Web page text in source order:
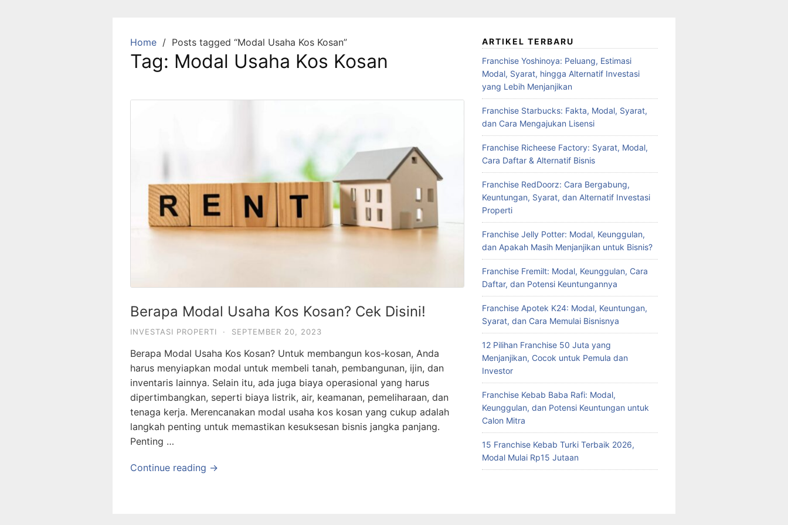
Home Posts tagged “Modal Usaha Kos Kosan”
Tag: Modal Usaha Kos Kosan
Berapa Modal Usaha Kos Kosan? Cek Disini!
INVESTASI PROPERTI · SEPTEMBER 20, 2023
Berapa Modal Usaha Kos Kosan? Untuk membangun kos-kosan, Anda
harus menyiapkan modal untuk membeli tanah, pembangunan, ijin, dan
inventaris lainnya. Selain itu, ada juga biaya operasional yang harus
dipertimbangkan, seperti biaya listrik, air, keamanan, pemeliharaan, dan
tenaga kerja. Merencanakan modal usaha kos kosan yang cukup adalah
langkah penting untuk memastikan kesuksesan bisnis jangka panjang.
Penting …
Continue reading →
ARTIKEL TERBARU
Franchise Yoshinoya: Peluang, Estimasi
Modal, Syarat, hingga Alternatif Investasi
yang Lebih Menjanjikan
Franchise Starbucks: Fakta, Modal, Syarat,
dan Cara Mengajukan Lisensi
Franchise Richeese Factory: Syarat, Modal,
Cara Daftar & Alternatif Bisnis
Franchise RedDoorz: Cara Bergabung,
Keuntungan, Syarat, dan Alternatif Investasi
Properti
Franchise Jelly Potter: Modal, Keunggulan,
dan Apakah Masih Menjanjikan untuk Bisnis?
Franchise Fremilt: Modal, Keunggulan, Cara
Daftar, dan Potensi Keuntungannya
Franchise Apotek K24: Modal, Keuntungan,
Syarat, dan Cara Memulai Bisnisnya
12 Pilihan Franchise 50 Juta yang
Menjanjikan, Cocok untuk Pemula dan
Investor
Franchise Kebab Baba Rafi: Modal,
Keunggulan, dan Potensi Keuntungan untuk
Calon Mitra
15 Franchise Kebab Turki Terbaik 2026,
Modal Mulai Rp15 Jutaan